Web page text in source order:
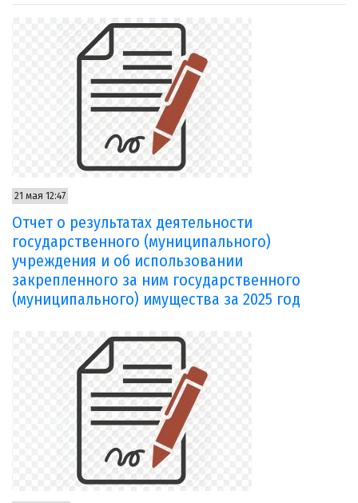
21 мая 12:47
Отчет о результатах деятельности
государственного (муниципального)
учреждения и об использовании
закрепленного за ним государственного
(муниципального) имущества за 2025 год